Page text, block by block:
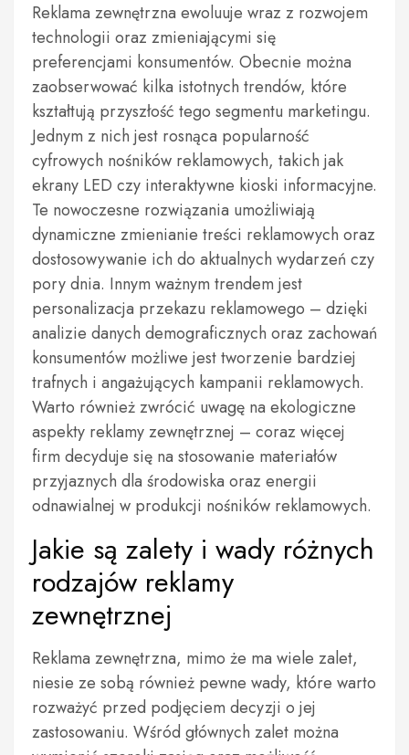
Reklama zewnętrzna ewoluuje wraz z rozwojem
technologii oraz zmieniającymi się
preferencjami konsumentów. Obecnie można
zaobserwować kilka istotnych trendów, które
kształtują przyszłość tego segmentu marketingu.
Jednym z nich jest rosnąca popularność
cyfrowych nośników reklamowych, takich jak
ekrany LED czy interaktywne kioski informacyjne.
Te nowoczesne rozwiązania umożliwiają
dynamiczne zmienianie treści reklamowych oraz
dostosowywanie ich do aktualnych wydarzeń czy
pory dnia. Innym ważnym trendem jest
personalizacja przekazu reklamowego – dzięki
analizie danych demograficznych oraz zachowań
konsumentów możliwe jest tworzenie bardziej
trafnych i angażujących kampanii reklamowych.
Warto również zwrócić uwagę na ekologiczne
aspekty reklamy zewnętrznej – coraz więcej
firm decyduje się na stosowanie materiałów
przyjaznych dla środowiska oraz energii
odnawialnej w produkcji nośników reklamowych.
Jakie są zalety i wady różnych
rodzajów reklamy
zewnętrznej
Reklama zewnętrzna, mimo że ma wiele zalet,
niesie ze sobą również pewne wady, które warto
rozważyć przed podjęciem decyzji o jej
zastosowaniu. Wśród głównych zalet można